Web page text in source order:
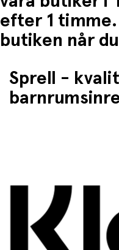
efter 1
butiken når
Sprell -